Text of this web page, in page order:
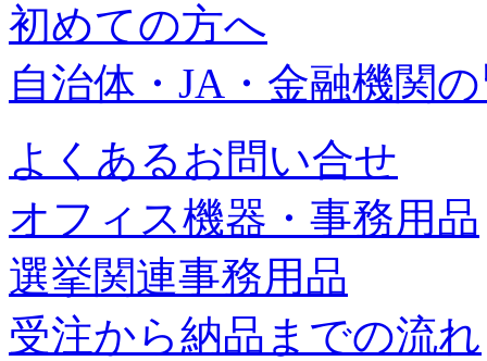
初めての方へ
自治体・JA・金融機関
よくあるお問い合せ
オフィス機器・事務用品
選挙関連事務用品
受注から納品までの流れ